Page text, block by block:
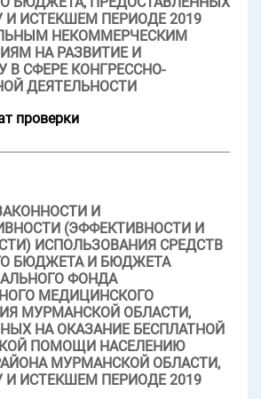
И ИСТЕКШЕМ ПЕРИОДЕ 2019
НЕКОММЕРЧЕСКИМ
НА РАЗВИТИЕ И
В СФЕРЕ КОНГРЕССНО-
ДЕЯТЕЛЬНОСТИ
проверки
И
(ЭФФЕКТИВНОСТИ И
ИСПОЛЬЗОВАНИЯ СРЕДСТВ
БЮДЖЕТА И БЮДЖЕТА
ФОНДА
МЕДИЦИНСКОГО
МУРМАНСКОЙ ОБЛАСТИ,
НА ОКАЗАНИЕ БЕСПЛАТНОЙ
ПОМОЩИ НАСЕЛЕНИЮ
МУРМАНСКОЙ ОБЛАСТИ,
И ИСТЕКШЕМ ПЕРИОДЕ 2019